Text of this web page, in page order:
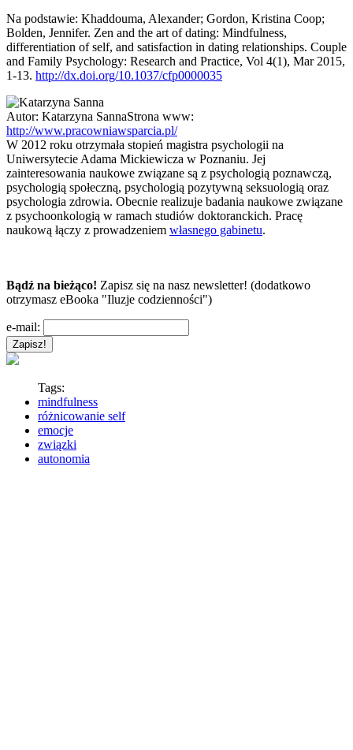
Na podstawie: Khaddouma, Alexander; Gordon, Kristina Coop;
Bolden, Jennifer. Zen and the art of dating: Mindfulness,
differentiation of self, and satisfaction in dating relationships. Couple
and Family Psychology: Research and Practice, Vol 4(1), Mar 2015,
1-13. http://dx.doi.org/10.1037/cfp0000035
Autor: Katarzyna SannaStrona www:
http://www.pracowniawsparcia.pl/
W 2012 roku otrzymała stopień magistra psychologii na
Uniwersytecie Adama Mickiewicza w Poznaniu. Jej
zainteresowania naukowe związane są z psychologią poznawczą,
psychologią społeczną, psychologią pozytywną seksuologią oraz
psychologia zdrowia. Obecnie realizuje badania naukowe związane
z psychoonkologią w ramach studiów doktoranckich. Pracę
naukową łączy z prowadzeniem własnego gabinetu.
Bądź na bieżąco! Zapisz się na nasz newsletter! (dodatkowo
otrzymasz eBooka "Iluzje codzienności")
e-mail:
Tags:
mindfulness
różnicowanie self
emocje
związki
autonomia